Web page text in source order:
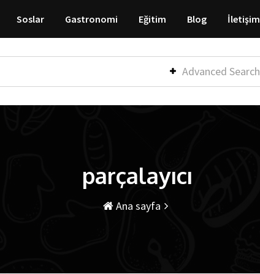
Soslar Gastronomi Eğitim Blog İletişim
Advanced Search
parçalayıcı
Ana sayfa